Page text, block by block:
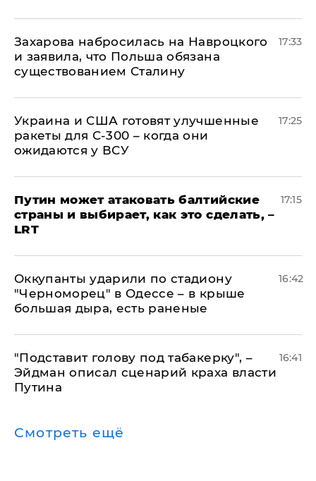
​Захарова набросилась на Навроцкого
и заявила, что Польша обязана
существованием Сталину
17:33
Украина и США готовят улучшенные
ракеты для С-300 – когда они
ожидаются у ВСУ
17:25
Путин может атаковать балтийские
страны и выбирает, как это сделать, –
LRT
17:15
Оккупанты ударили по стадиону
"Черноморец" в Одессе – в крыше
большая дыра, есть раненые
16:42
​"Подставит голову под табакерку", –
Эйдман описал сценарий краха власти
Путина
16:41
Смотреть ещё